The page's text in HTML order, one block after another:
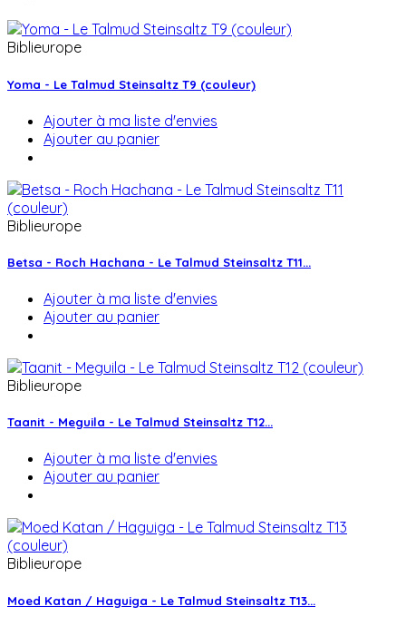
Biblieurope
Yoma - Le Talmud Steinsaltz T9 (couleur)
Ajouter à ma liste d'envies
Ajouter au panier
Biblieurope
Betsa - Roch Hachana - Le Talmud Steinsaltz T11...
Ajouter à ma liste d'envies
Ajouter au panier
Biblieurope
Taanit - Meguila - Le Talmud Steinsaltz T12...
Ajouter à ma liste d'envies
Ajouter au panier
Biblieurope
Moed Katan / Haguiga - Le Talmud Steinsaltz T13...